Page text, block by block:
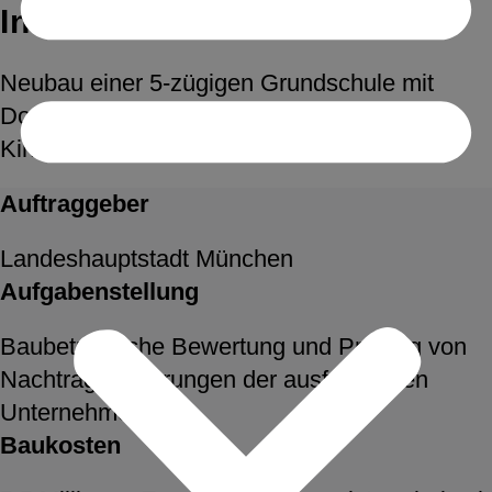
Infanteriestraße
Neubau einer 5-zügigen Grundschule mit
Doppelsporthalle, Tiefgarage und Haus für
Kinder
Auftraggeber
Landeshauptstadt München
Aufgabenstellung
Baubetriebliche Bewertung und Prüfung von
Nachtragsforderungen der ausführenden
Unternehmen
Baukosten